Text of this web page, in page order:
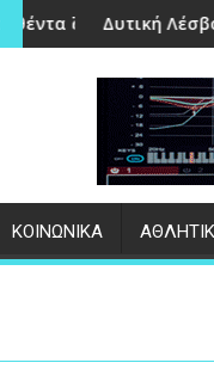
και αφθώδους
| Συνάντηση Τ.
ΚΟΙΝΩΝΙΚΑ